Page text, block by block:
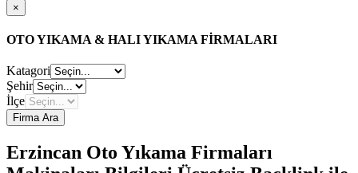
×
OTO YIKAMA & HALI YIKAMA FİRMALARI
Katagori
Şehir
İlçe
Firma Ara
Erzincan Oto Yıkama Firmaları